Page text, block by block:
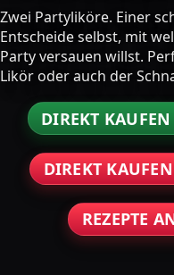
Zwei Partyliköre. Einer
Entscheide selbst, mit
Party versauen willst.
Likör oder auch der
DIREKT
DIREKT
REZEPTE